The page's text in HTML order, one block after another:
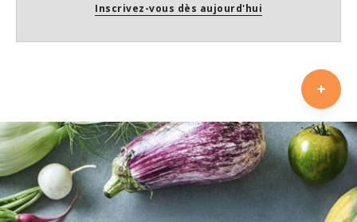
Inscrivez-vous dès aujourd'hui